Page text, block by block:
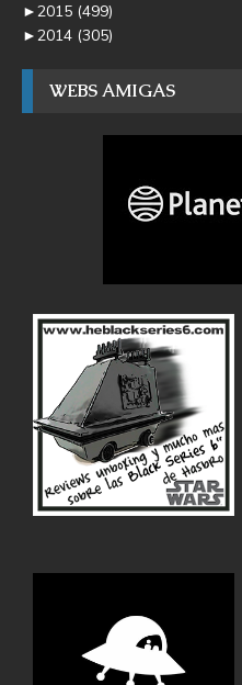
►2015 (499)
►2014 (305)
WEBS AMIGAS